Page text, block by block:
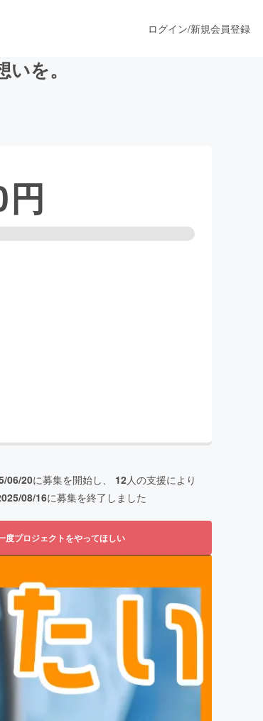
ファッション
ログイン/新規会員登録
を。
円
06/20に募集を開始し、 12人の支援により
08/16に募集を終了しました
度プロジェクトをやってほしい